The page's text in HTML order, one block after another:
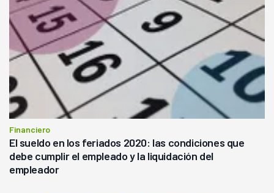
Financiero
El sueldo en los feriados 2020: las condiciones que
debe cumplir el empleado y la liquidación del
empleador